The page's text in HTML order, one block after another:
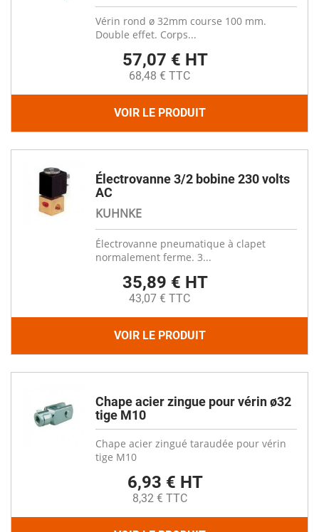
Vérin rond ø 32mm course 100 mm.
Double effet. Corps...
57,07 € HT
68,48 € TTC
VOIR LE PRODUIT
Électrovanne 3/2 bobine 230 volts
AC
KUHNKE
Électrovanne pneumatique à clapet
normalement ferme. 3...
35,89 € HT
43,07 € TTC
VOIR LE PRODUIT
Chape acier zingue pour vérin ø32
tige M10
Chape acier zingué taraudée pour vérin
tige M10
6,93 € HT
8,32 € TTC